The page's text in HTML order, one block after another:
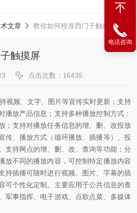
文章 教你如何校准西门子触摸屏
触摸屏
点击次数：16435
频、文字、图片等宣传实时更新；支持
播放产品信息；支持多种播放控制方式：
；支持对播放任务信息的增、删、改投放
传、播放方式（循环播放、插播等）、投
支持网点的增、删、改、查询等功能；分
放不同的播放内容，可控制特定播放内容
持插播可随时进行视频、图片、字幕的插
可个性化定制。主要应用于公共信息的查
军事指挥、电子游戏、点歌点菜、多媒体
电话咨询